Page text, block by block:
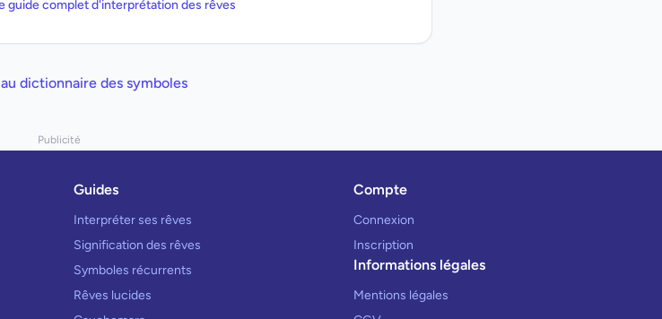
guide complet d'interprétation des rêves
dictionnaire des symboles
Publicité
Guides
Interpréter ses rêves
Signification des rêves
Symboles récurrents
Rêves lucides
Compte
Connexion
Inscription
Informations légales
Mentions légales